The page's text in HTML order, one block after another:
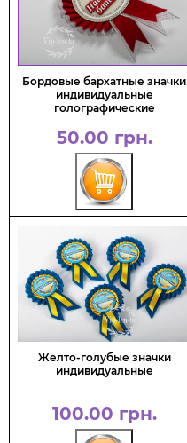
Бордовые бархатные значки
индивидуальные
голографические
50.00 грн.
Желто-голубые значки
индивидуальные
100.00 грн.